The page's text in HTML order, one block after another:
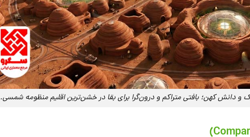
دانش کهن؛ بافتی متراکم و درون‌گرا برای بقا در خشن‌ترین اقلیم منظومه شمسی.